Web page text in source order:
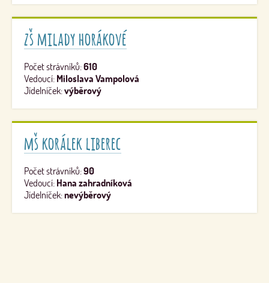
zš milady horákové
Počet strávníků:610
Vedoucí: Miloslava Vampolová
Jídelníček:výběrový
mš korálek liberec
Počet strávníků:90
Vedoucí: Hana zahradníková
Jídelníček:nevýběrový